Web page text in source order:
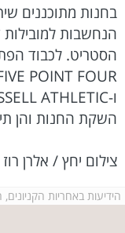
בחנות מתוכננים
הנחשבות למובילות
הסטריט. לכבוד
השקת החנות והן
צילום יחץ / אלרן רוז
הידיעות באחריות